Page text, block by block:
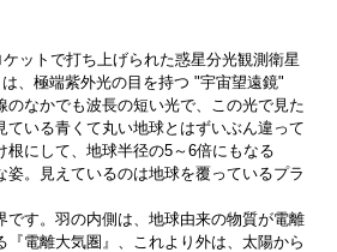
ットで打ち上げられた惑星分光観測衛星
は、極端紫外光の目を持つ "宇宙望遠鏡"
のなかでも波長の短い光で、この光で見た
ている青くて丸い地球とはずいぶん違って
根にして、地球半径の5～6倍にもなる
姿。見えているのは地球を覆っているプラ
です。羽の内側は、地球由来の物質が電離
『電離大気圏』、これより外は、太陽から